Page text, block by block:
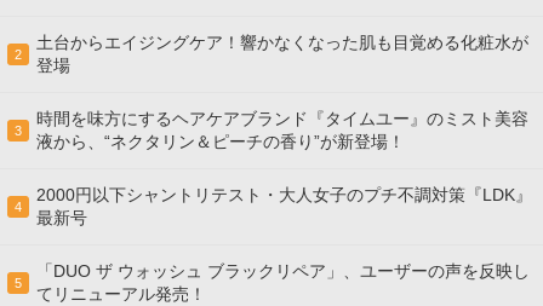
2
土台からエイジングケア！響かなくなった肌も目覚める化粧水が
登場
3
時間を味方にするヘアケアブランド『タイムユー』のミスト美容
液から、“ネクタリン＆ピーチの香り”が新登場！
4
2000円以下シャントリテスト・大人女子のプチ不調対策『LDK』
最新号
5
「DUO ザ ウォッシュ ブラックリペア」、ユーザーの声を反映し
てリニューアル発売！